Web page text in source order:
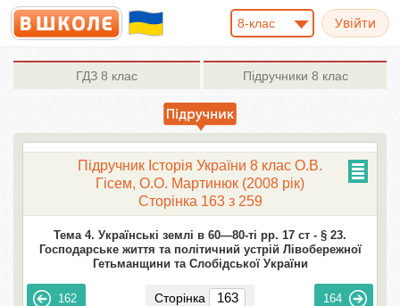
8-клас
ГДЗ 8 клас Підручники 8 клас
Підручник Історія України 8 клас О.В.
Гісем, О.О. Мартинюк (2008 рік)
Сторінка 163 з 259
Тема 4. Українські землі в 60—80-ті рр. 17 ст - § 23.
Господарське життя та політичний устрій Лівобережної
Гетьманщини та Слобідської України
162 Сторінка 164